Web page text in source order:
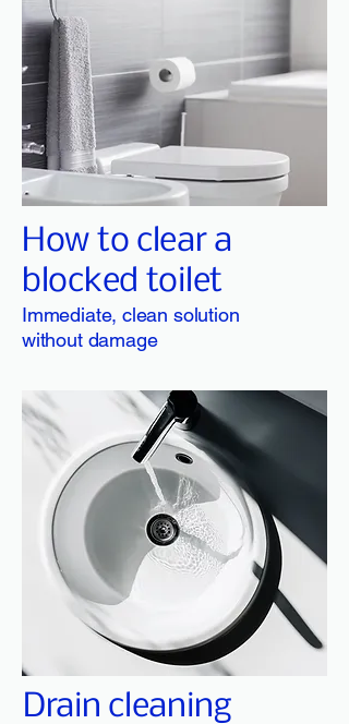
How to clear a
blocked toilet
Immediate, clean solution
without damage
Drain cleaning